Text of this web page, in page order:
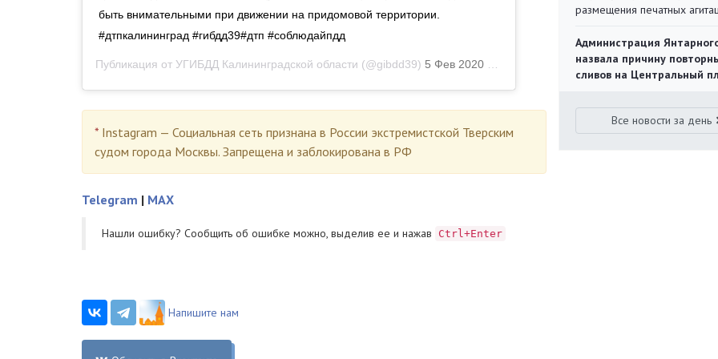
быть внимательными при движении на придомовой территории.
#дтпкалининград #гибдд39#дтп #соблюдайпдд
Публикация от УГИБДД Калининградской области (@gibdd39) 5 Фев 2020 в 6:10 PST
* Instagram — Социальная сеть признана в России экстремистской Тверским
судом города Москвы. Запрещена и заблокирована в РФ
Telegram | MAX
Нашли ошибку? Cообщить об ошибке можно, выделив ее и нажав Ctrl+Enter
Напишите нам
размещения печатных
Администрация
назвала причину
сливов на Центральный
Все новости за день